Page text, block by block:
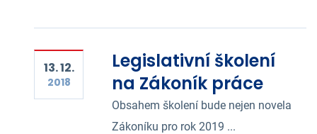
13. 12.
2018
Legislativní školení
na Zákoník práce
Obsahem školení bude nejen novela
Zákoníku pro rok 2019 ...